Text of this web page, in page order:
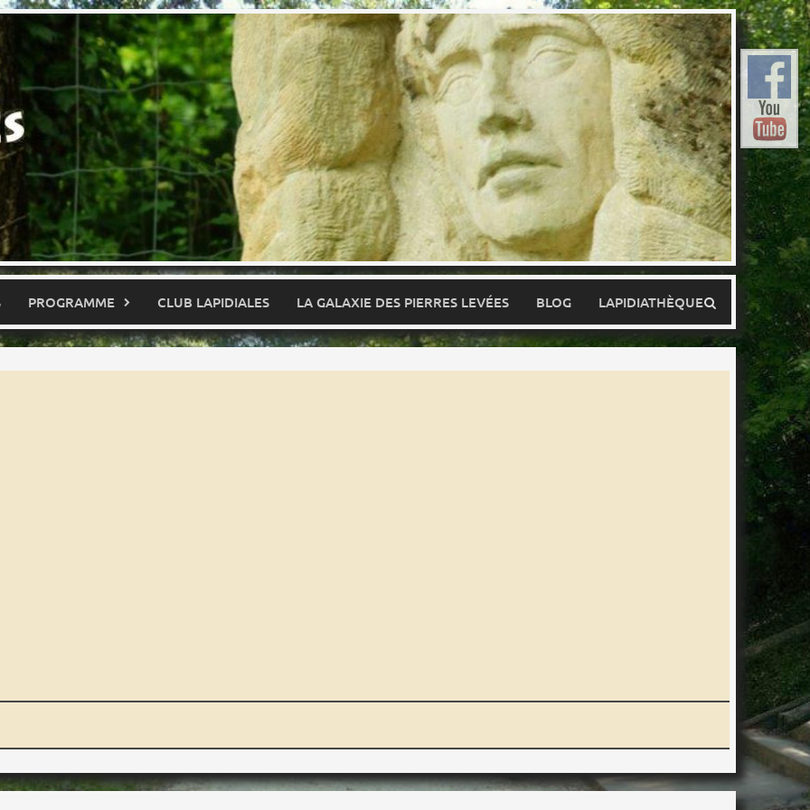
PROGRAMME CLUB LAPIDIALES LA GALAXIE DES PIERRES LEVÉES BLOG LAPIDIATHÈQUE